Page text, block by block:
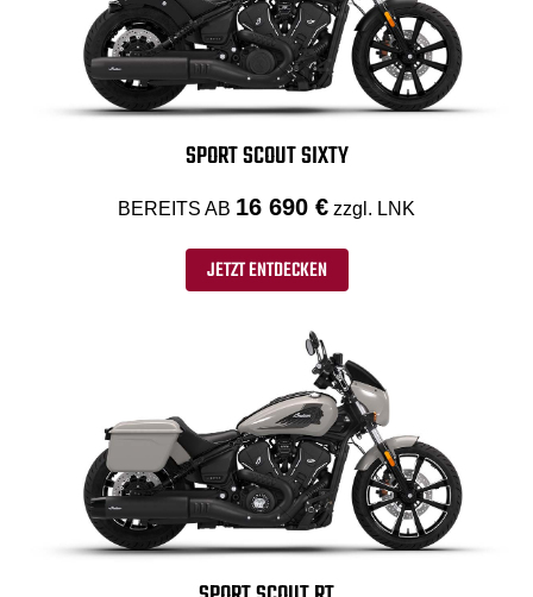
SPORT SCOUT SIXTY
BEREITS AB 16 690 € zzgl. LNK
JETZT ENTDECKEN